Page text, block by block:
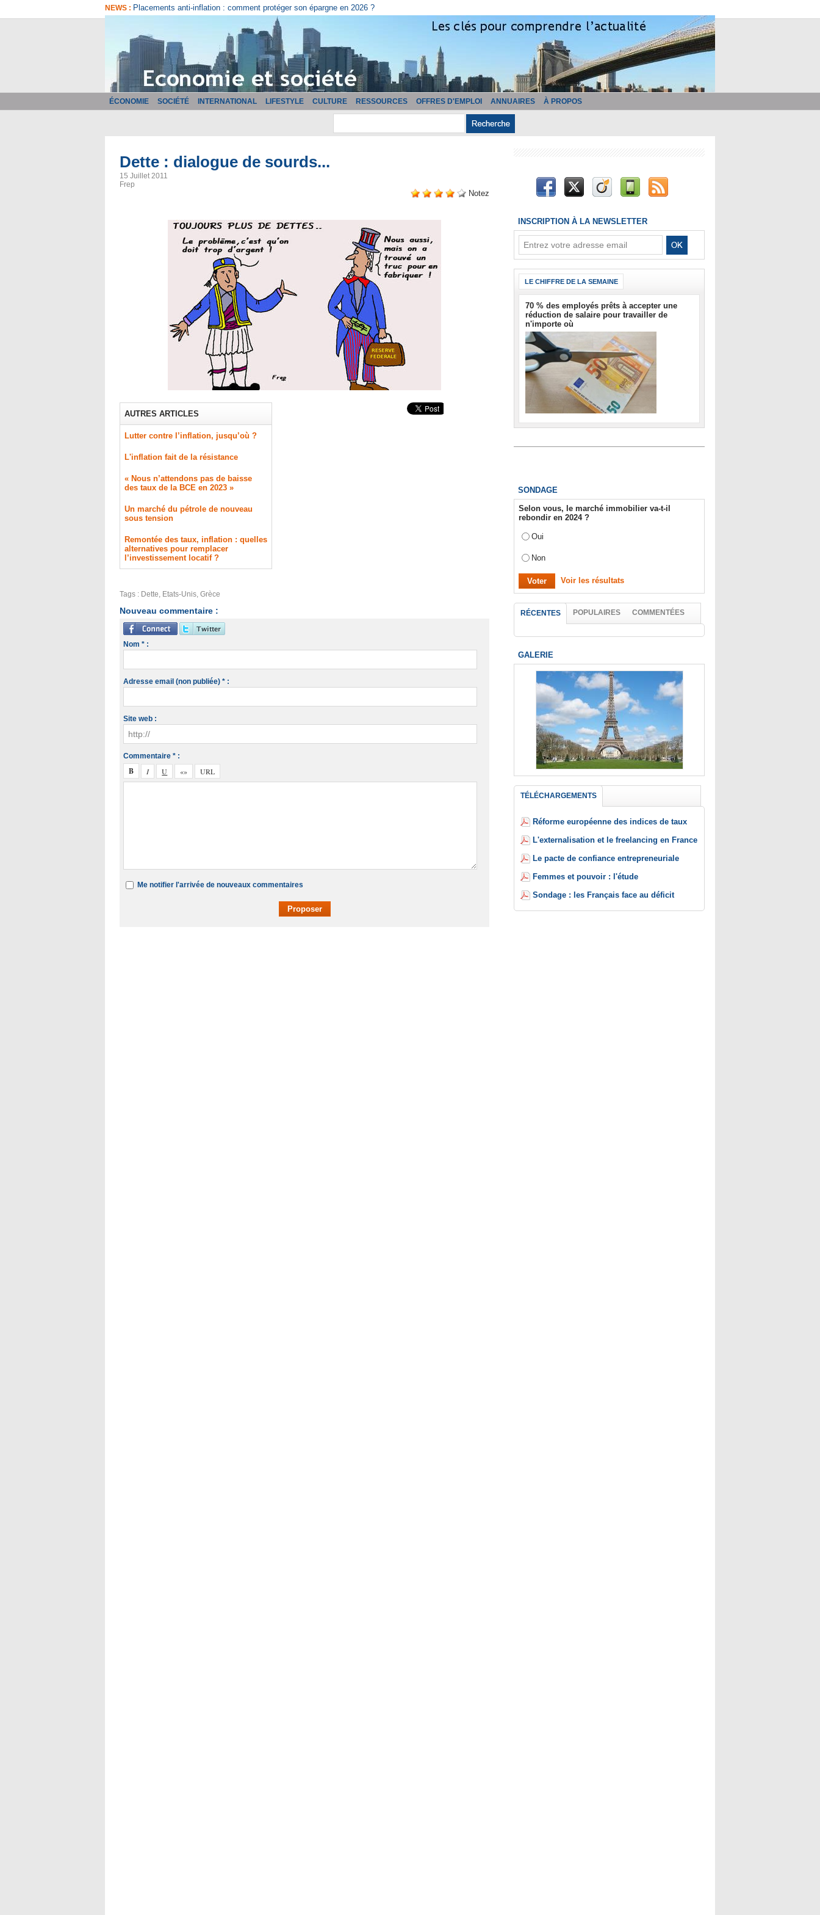
NEWS : Comment bien choisir son logiciel de facturation ?
ÉCONOMIE SOCIÉTÉ INTERNATIONAL LIFESTYLE CULTURE RESSOURCES OFFRES D'EMPLOI ANNUAIRES À PROPOS
Dette : dialogue de sourds...
15 Juillet 2011
Frep
Notez
AUTRES ARTICLES
Lutter contre l’inflation, jusqu’où ?
L'inflation fait de la résistance
« Nous n’attendons pas de baisse
des taux de la BCE en 2023 »
​Un marché du pétrole de nouveau
sous tension
Remontée des taux, inflation : quelles
alternatives pour remplacer
l’investissement locatif ?
Tags : Dette, Etats-Unis, Grèce
Nouveau commentaire :
Nom * :
Adresse email (non publiée) * :
Site web :
Commentaire * :
Me notifier l'arrivée de nouveaux commentaires
INSCRIPTION À LA NEWSLETTER
LE CHIFFRE DE LA SEMAINE
70 % des employés prêts à accepter une
réduction de salaire pour travailler de
n'importe où
SONDAGE
Selon vous, le marché immobilier va-t-il
rebondir en 2024 ?
Oui
Non
Voir les résultats
RÉCENTES POPULAIRES COMMENTÉES
GALERIE
TÉLÉCHARGEMENTS
Réforme européenne des indices de taux
L'externalisation et le freelancing en France
Le pacte de confiance entrepreneuriale
Femmes et pouvoir : l'étude
Sondage : les Français face au déficit